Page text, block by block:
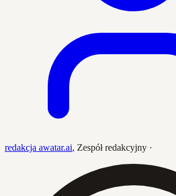
redakcja awatar.ai, Zespół redakcyjny ·